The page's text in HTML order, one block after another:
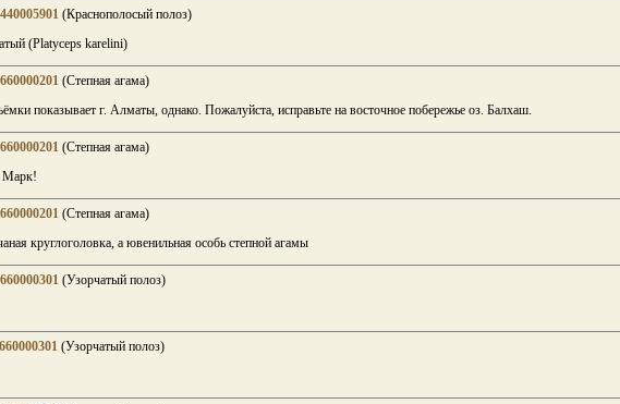
(Краснополосый полоз)
(Platyceps karelini)
(Степная агама)
показывает г. Алматы, однако. Пожалуйста, исправьте на восточное побережье оз. Балхаш.
(Степная агама)
Марк!
(Степная агама)
круглоголовка, а ювенильная особь степной агамы
(Узорчатый полоз)
(Узорчатый полоз)